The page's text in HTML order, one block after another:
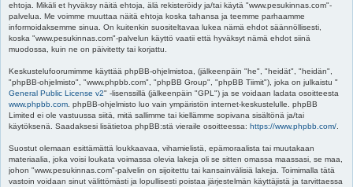
ehtoja. Mikäli et hyväksy näitä ehtoja, älä rekisteröidy ja/tai käytä "www.pesukinnas.com"-
palvelua. Me voimme muuttaa näitä ehtoja koska tahansa ja teemme parhaamme
informoidaksemme sinua. On kuitenkin suositeltavaa lukea nämä ehdot säännöllisesti,
koska "www.pesukinnas.com"-palvelun käyttö vaatii että hyväksyt nämä ehdot siinä
muodossa, kuin ne on päivitetty tai korjattu.
Keskustelufoorumimme käyttää phpBB-ohjelmistoa, (jälkeenpäin "he", "heidät", "heidän",
"phpBB-ohjelmisto", "www.phpbb.com", "phpBB Group", "phpBB Tiimit"), joka on julkaistu "
General Public License v2" -lisenssillä (jälkeenpäin "GPL") ja se voidaan ladata osoitteesta
www.phpbb.com . phpBB-ohjelmisto luo vain ympäristön internet-keskustelulle. phpBB
Limited ei ole vastuussa siitä, mitä sallimme tai kiellämme sopivana sisältönä ja/tai
käytöksenä. Saadaksesi lisätietoa phpBB:stä vieraile osoitteessa: https://www.phpbb.com/
Suostut olemaan esittämättä loukkaavaa, vihamielistä, epämoraalista tai muutakaan
materiaalia, joka voisi loukata voimassa olevia lakeja oli se sitten omassa maassasi, se maa,
johon "www.pesukinnas.com"-palvelin on sijoitettu tai kansainvälisiä lakeja. Toimimalla tätä
vastoin voidaan sinut välittömästi ja lopullisesti poistaa järjestelmän käyttäjistä ja tarvittaessa